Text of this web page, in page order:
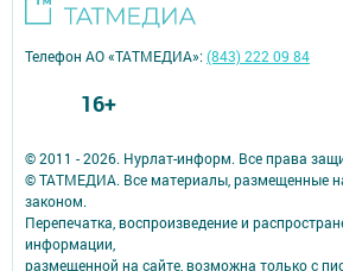
© 2011 - 2026. Нурлат-⁠информ. Все права
© ТАТМЕДИА. Все материалы, размещенные
законом.
Перепечатка, воспроизведение и
информации,
размещенной на сайте, возможна только с
Телефон АО «ТАТМЕДИА»:(843) 222 09 84
16+